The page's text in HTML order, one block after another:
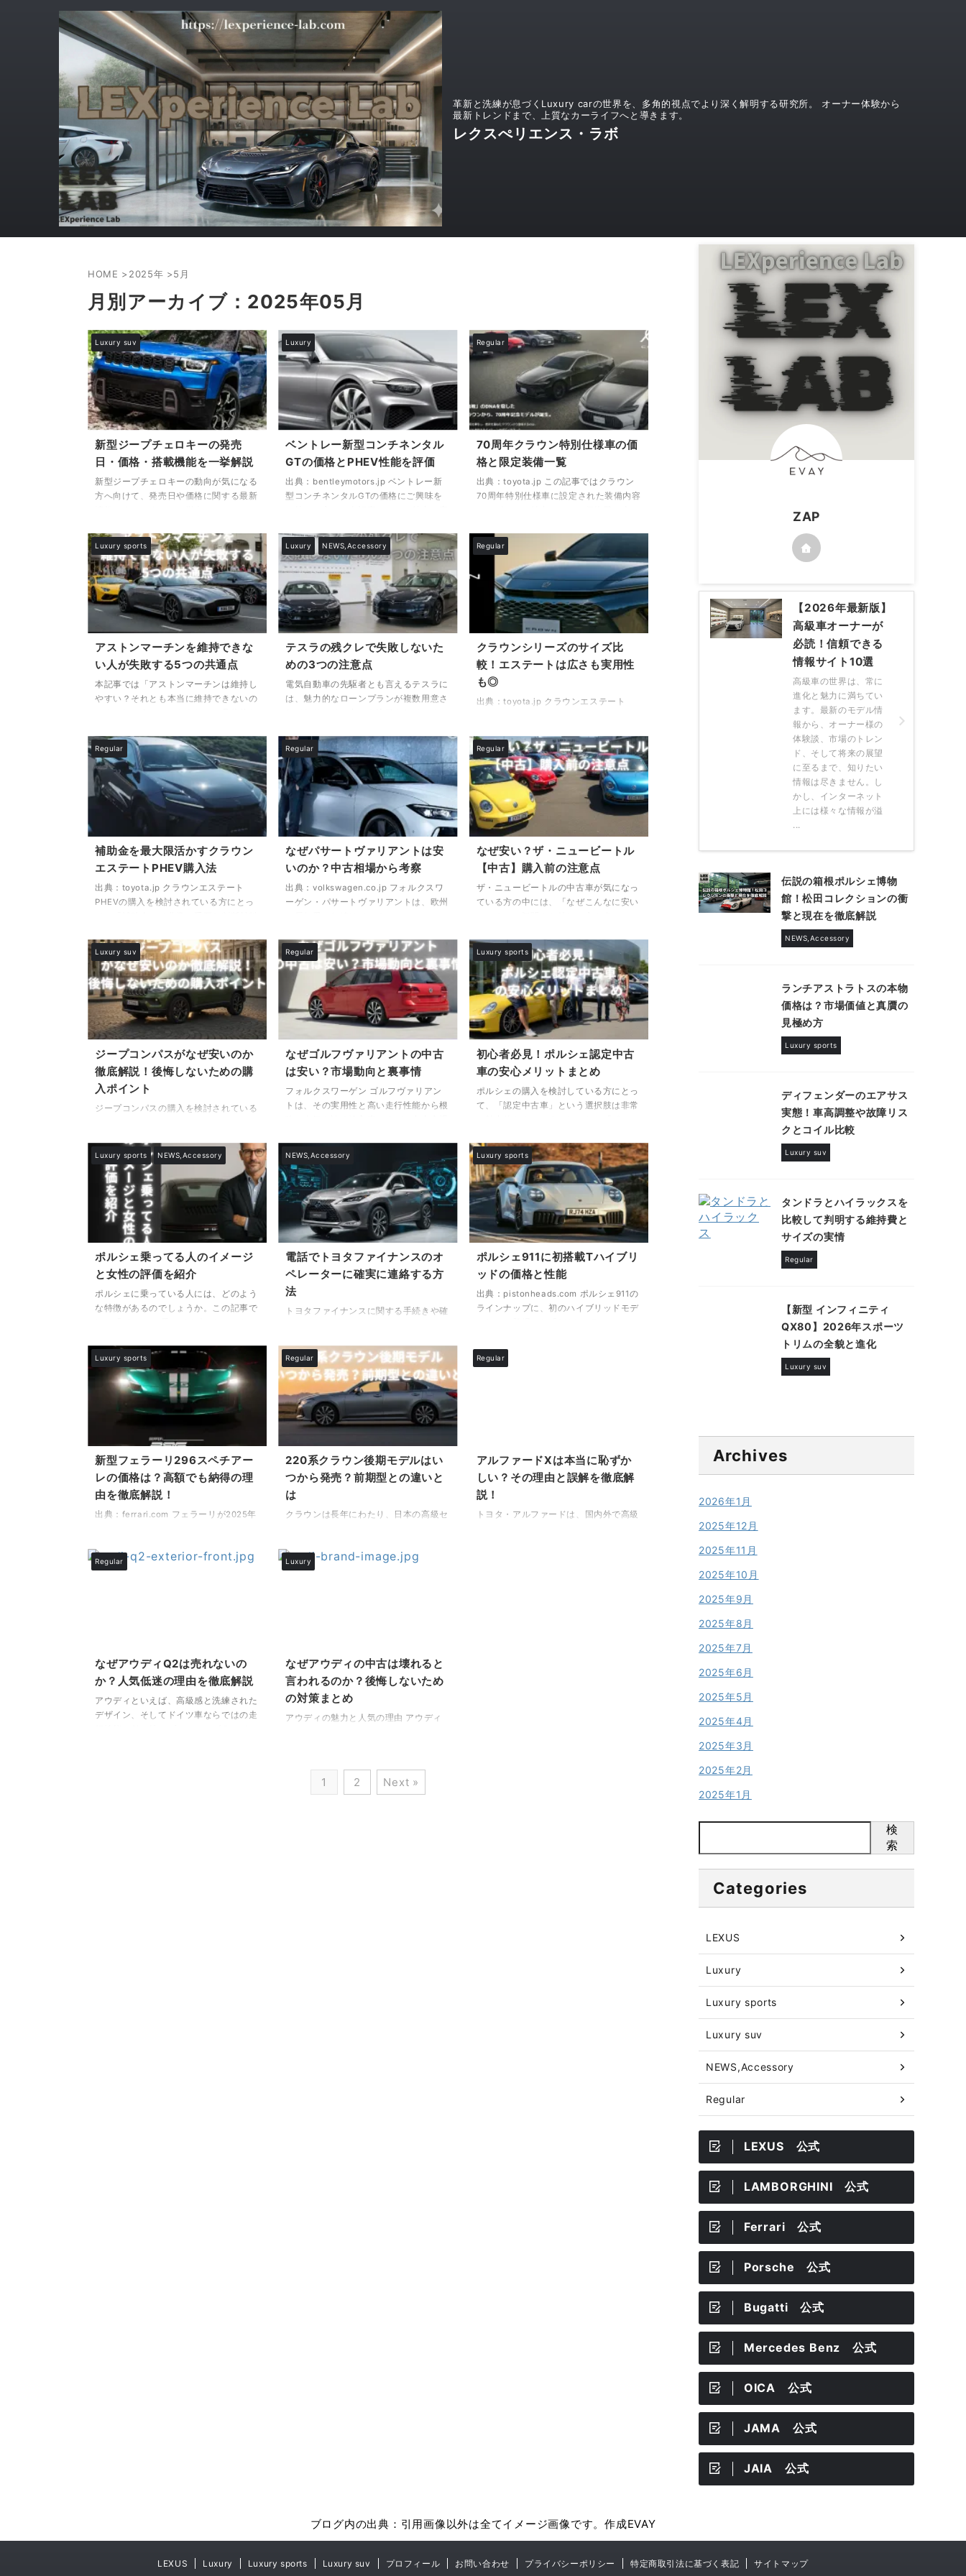
革新と洗練が息づくLuxury carの世界を、多角的視点でより深く解明する研究所。 オーナー体験から
最新トレンドまで、上質なカーライフへと導きます。
レクスぺリエンス・ラボ
HOME >2025年 >5月
月別アーカイブ：2025年05月
Luxury suv
新型ジープチェロキーの発売
日・価格・搭載機能を一挙解説
新型ジープチェロキーの動向が気になる
方へ向けて、発売日や価格に関する最新
ファンや購入検討者が次期モデルの登場
を待ち望んでいます。今回の記事では、
「新型 ジープチェロキー 発売日 価格」
に関連する確定情報や予測をもとに、導
入時期の目安や想定される価格帯、さら
には搭載予定のパワートレインや装備に
ついても詳しく解説いたします。 加え
本市場への導入可能性、さらには他モデ
ルとの違いまで、初めてジープチェロキ
ーに ...
Luxury
ベントレー新型コンチネンタル
GTの価格とPHEV性能を評価
出典：bentleymotors.jp ベントレー新
型コンチネンタルGTの価格にご興味を
デルとして日本に上陸したこのラグジュ
アリークーペは、従来のスタイルを受け
継ぎながらも、最新のプラグインハイブ
リッドシステムを搭載し、性能・快適
性・環境対応のすべてにおいて大きな進
化を遂げています。 特に注目されてい
るのが、ベースモデルとスピードモデル
イズ性、そして専用オプションの選択肢
です。この記事を通じて、価 ...
Regular
70周年クラウン特別仕様車の価
格と限定装備一覧
出典：toyota.jp この記事ではクラウン
70周年特別仕様車に設定された装備内容
ウンセダンやクラウンクロスオーバーに
それぞれ設定された「Z“THE 70th”」お
よび「Z“THE LIMITED-MATTE
METAL”」は、これまでのクラウンとは
一線を画す特別な存在です。 本記事を
お読みいただくことで、クラウンセダン
70周年 特別仕様車の特長や、クラウン
ではの仕様、そしてHEV・FCEV ...
Luxury sports
アストンマーチンを維持できな
い人が失敗する5つの共通点
本記事では「アストンマーチンは維持し
やすい？それとも本当に維持できないの
ついて詳しく解説してまいります。 ア
ストンマーチンは一部で「フェラーリや
ランボルギーニより維持しやすい」とも
言われますが、それはあくまで相対的な
評価であり、実際の維持費や突発的な修
理費は非常に高額となるケースもありま
す。 本記事では「アストンマーチン
や「維持できない理由はここにある！高
額費用の内訳とは？」などの見出しを通
じて ...
Luxury NEWS,Accessory
テスラの残クレで失敗しないた
めの3つの注意点
電気自動車の先駆者とも言えるテスラに
は、魅力的なローンプランが複数用意さ
を軽減できることから、多くの方が興味
を持つ一方で、仕組みを正しく理解して
いないと後悔につながる可能性もありま
す。 本記事では、テスラ残価ローンの
仕組みと基本ルールをはじめ、頭金なし
で購入する際の注意点、ローンシミュレ
ーションの具体的な活用法、ローン審査
を通すためのポイント、そして最長何年
で完済できるのかといった実用的な情報
を網羅しています。 また、テスラ残ク
レの残 ...
Regular
クラウンシリーズのサイズ比
較！エステートは広さも実用性
も◎
出典：toyota.jp クラウンエステート
シリーズの中でも注目を集めるこのモデ
ルは、その存在感あるボディサイズや優
れた居住性、そして実用性の高さが話題
となっています。この記事では、「クラ
ウンエステート サイズ比較」と検索し
ている方に向けて、実際のボディ寸法や
取り回し性能、他モデルとの違いなどを
詳しくご紹介いたします。 クラウンエ
ステートの大きさがどこまで実用的なの
か、最低地上高はどれくらいで悪路にも
対応できるのか、また「クラウンク ...
Regular
補助金を最大限活かすクラウン
エステートPHEV購入法
出典：toyota.jp クラウンエステート
PHEVの購入を検討されている方にとっ
対象車なのか？」「2025年のPHEV補助
金はいくらもらえる？」といった疑問を
お持ちの方に向けて、この記事では詳し
く情報をお届けします。 本記事では、
クラウンエステートPHEVの補助金額を
確認しようというテーマから出発し、国
のCEV補助金を受け取るための条件と注
意点、さらに地方自治体の補助金制度と
調べ方のコツまで、幅広く解説していま
す。また、東京都の補 ...
Regular
なぜパサートヴァリアントは安
いのか？中古相場から考察
出典：volkswagen.co.jp フォルクスワ
ーゲン・パサートヴァリアントは、欧州
「なぜこんなに安いのか？」と疑問を持
たれることが多い車種のひとつです。こ
の記事では、「パサートヴァリアント
なぜ安い」と検索して訪れた方に向け
て、その理由を多角的に丁寧に解説して
いきます。 まず、フォルクスワーゲ
ン・パサートヴァリアントの買取相場は
ょう。新車価格と比べて中古価格は大幅
に下がる傾向があり、その理由に ...
Regular
なぜ安い？ザ・ニュービートル
【中古】購入前の注意点
ザ・ニュービートルの中古車が気になっ
ている方の中には、「なぜこんなに安い
い歴史を持つフォルクスワーゲンの名車
でありながら、現在の中古市場では比較
的リーズナブルな価格で流通している理
由には、いくつかの背景があります。
本記事では、「ビートルの中古車が安い
のはなぜ？5つの主要要因」をはじめ、
「なぜザ・ビートルは生産終了になった
のか？その背景を解説」しながら、購入
前に押さえておくべき情報を丁寧にご紹
介します。とくに「故障のしやすさと修
理費の ...
Luxury suv
ジープコンパスがなぜ安いのか
徹底解説！後悔しないための購
入ポイント
ジープコンパスの購入を検討されている
いのではないでしょうか。確かに、中古
市場では新車価格に比べて大幅に安く取
引されているケースが目立ちます。しか
しその背景には、単にお得な車というだ
けではない、いくつかの理由が存在しま
す。 本記事では、ジープコンパスの中
古価格が安くなりやすい背景とは何かを
はじめ、Jeepコンパスの欠点は何？と
いう視点から、購入前に知っておくべき
重要な情報を丁寧に解説します。また、
よくあるジープ・コンパスの故障と対策
方法 ...
Regular
なぜゴルフヴァリアントの中古
は安い？市場動向と裏事情
フォルクスワーゲン ゴルフヴァリアン
トは、その実用性と高い走行性能から根
「ゴルフヴァリアント 中古 なぜ安い」
と検索されるように、その価格の背景に
は多くの要因が複雑に絡んでいます。輸
入車としての流通量やステーションワゴ
ンというボディタイプの市場動向、そし
てDSG故障やリコール履歴など、購入を
情報が多く存在します。 本記事では、
フォルクスワーゲンが安くなる背景、ス
テ ...
Luxury sports
初心者必見！ポルシェ認定中古
車の安心メリットまとめ
ポルシェの購入を検討している方にとっ
て、「認定中古車」という選択肢は非常
いるように、実際にどのようなメリット
があるのか、安心して購入できるのか、
疑問をお持ちの方も少なくないでしょ
う。 本記事では、ポルシェ認定中古車
の信頼性や厳格な品質基準、充実した保
証内容、故障サポート体制など、購入前
に知っておきたい重要な情報を整理して
ご紹介します。ポルシェ中古を検討する
際に気になる値引きの実情や、遠方購入
に関するポイント、そしてアプルーブド
保証の ...
Luxury sports NEWS,Accessory
ポルシェ乗ってる人のイメージ
と女性の評価を紹介
ポルシェに乗っている人には、どのよう
な特徴があるのでしょうか。この記事で
て、実際のポルシェオーナーの年収や職
業、性格傾向などを多角的にご紹介いた
します。 たとえば、ポルシェに乗って
いる人はどういう特徴がありますか？と
いう疑問をお持ちの方に対しては、所有
値観をもとに解説します。また、「ポル
シェに乗る男の性格はどんなタイプが多
い？」といった関心にもお応えし、一般
的な性格傾向や価値観についても取り上
げてお ...
NEWS,Accessory
電話でトヨタファイナンスのオ
ペレーターに確実に連絡する方
法
トヨタファイナンスに関する手続きや確
ないでしょうか。しかし実際には、どこ
に電話をかければいいのか、どのように
オペレーターにつながるのかが分から
ず、不安を感じている方もいらっしゃる
かと思います。 本記事では、トヨタフ
ァイナンスの電話窓口の基本情報から、
操作方法、さらには混雑時の対処法や、
電話がつながらない場合の代替手段まで
詳しく解説いたします。 特に「トヨ
タ」「ファイナンス」「電話」「オペレ
ーター」と ...
Luxury sports
ポルシェ911に初搭載Tハイブリ
ッドの価格と性能
出典：pistonheads.com ポルシェ911の
ラインナップに、初のハイブリッドモデ
しての本質を保ちながらも、電動技術と
の融合を果たした革新的な1台です。特
かに関心をお持ちかと思います。加え
て、加速性能や燃費 ...
Luxury sports
新型フェラーリ296スペチアー
レの価格は？高額でも納得の理
由を徹底解説！
出典：ferrari.com フェラーリが2025年
は、同社の最新技術を結集したハイパフ
ォーマンスカーとして大きな注目を集め
いるのがその価格です。クーペタイプの
296スペチアーレはおよそ6650万円、ス
パイダー仕様の296スペチアーレAは約
75 ...
Regular
220系クラウン後期モデルはい
つから発売？前期型との違いと
は
クラウンは長年にわたり、日本の高級セ
登場した15代目となる「220系クラウ
ン」は、従来のイメージを大きく覆すス
わかりやすくご紹介いたします。あわせ
て、220系クラウンのスペックや前期型
との違い、後期型の変更点、安全装備の
進化、さらには次期クラウンとの ...
Regular
アルファードXは本当に恥ずか
しい？その理由と誤解を徹底解
説！
トヨタ・アルファードは、国内外で高級
Regular
なぜアウディQ2は売れないの
か？人気低迷の理由を徹底解説
アウディといえば、高級感と洗練された
デザイン、そしてドイツ車ならではの走
Luxury
なぜアウディの中古は壊れると
言われるのか？後悔しないため
の対策まとめ
アウディの魅力と人気の理由 アウディ
ます。特徴的なシングルフレームグリル
1 2 Next »
ZAP
【2026年最新版】
高級車オーナーが
必読！信頼できる
情報サイト10選
高級車の世界は、常に
進化と魅力に満ちてい
ます。最新のモデル情
報から、オーナー様の
体験談、市場のトレン
ド、そして将来の展望
に至るまで、知りたい
情報は尽きません。し
かし、インターネット
上には様々な情報が溢
...
伝説の箱根ポルシェ博物
館！松田コレクションの衝
撃と現在を徹底解説
NEWS,Accessory
ランチアストラトスの本物
価格は？市場価値と真贋の
見極め方
Luxury sports
ディフェンダーのエアサス
実態！車高調整や故障リス
クとコイル比較
Luxury suv
タンドラとハイラックスを
比較して判明する維持費と
サイズの実情
Regular
【新型 インフィニティ
QX80】2026年スポーツ
トリムの全貌と進化
Luxury suv
Archives
2026年1月
2025年12月
2025年11月
2025年10月
2025年9月
2025年8月
2025年7月
2025年6月
2025年5月
2025年4月
2025年3月
2025年2月
2025年1月
検
索
Categories
LEXUS
Luxury
Luxury sports
Luxury suv
NEWS,Accessory
Regular
LEXUS 公式
LAMBORGHINI 公式
Ferrari 公式
Porsche 公式
Bugatti 公式
Mercedes Benz 公式
OICA 公式
JAMA 公式
JAIA 公式
ブログ内の出典：引用画像以外は全てイメージ画像です。作成EVAY
LEXUS Luxury Luxury sports Luxury suv プロフィール お問い合わせ プライバシーポリシー 特定商取引法に基づく表記 サイトマップ